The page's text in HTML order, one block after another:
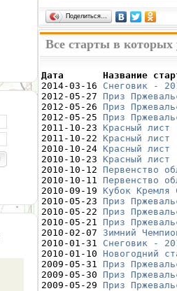
Поделиться…
Все старты в которых
Дата       Название
2014-03-16 Снеговик -
2012-05-27 Приз
2012-05-26 Приз
2012-05-25 Приз
2011-10-23 Красный
2011-10-22 Красный
2010-10-24 Красный
2010-10-23 Красный
2010-10-12 Первенство
2010-10-11 Первенство
2010-09-19 Кубок Кремля
2010-05-23 Приз
2010-05-22 Приз
2010-05-21 Приз
2010-02-07 Зимний
2010-01-31 Снеговик -
2010-01-10 Новогодний
2009-05-31 Приз
2009-05-30 Приз
2009-05-29 Приз